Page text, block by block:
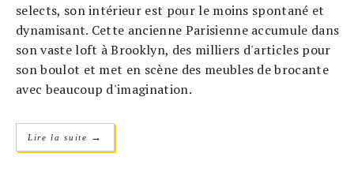
selects, son intérieur est pour le moins spontané et
dynamisant. Cette ancienne Parisienne accumule dans
son vaste loft à Brooklyn, des milliers d'articles pour
son boulot et met en scène des meubles de brocante
avec beaucoup d'imagination.
Lire la suite →